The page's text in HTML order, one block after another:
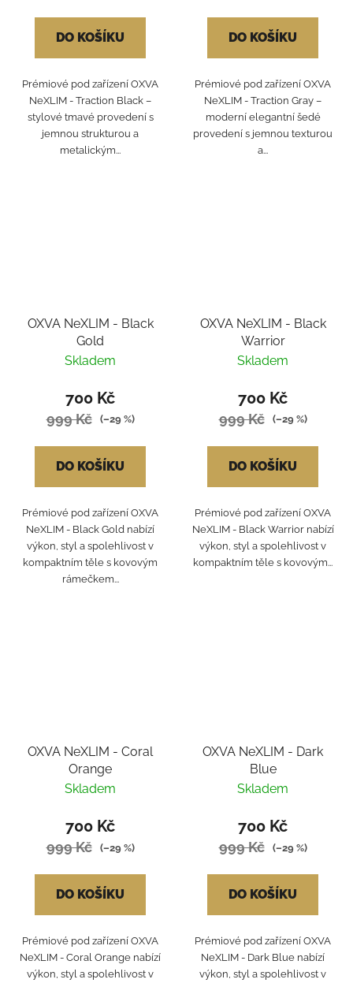
DO KOŠÍKU
Prémiové pod zařízení OXVA
NeXLIM - Traction Black –
stylové tmavé provedení s
jemnou strukturou a
metalickým...
DO KOŠÍKU
Prémiové pod zařízení OXVA
NeXLIM - Traction Gray –
moderní elegantní šedé
provedení s jemnou texturou
a...
OXVA NeXLIM - Black
Gold
Skladem
700 Kč
999 Kč (–29 %)
DO KOŠÍKU
Prémiové pod zařízení OXVA
NeXLIM - Black Gold nabízí
výkon, styl a spolehlivost v
kompaktním těle s kovovým
rámečkem...
OXVA NeXLIM - Black
Warrior
Skladem
700 Kč
999 Kč (–29 %)
DO KOŠÍKU
Prémiové pod zařízení OXVA
NeXLIM - Black Warrior nabízí
výkon, styl a spolehlivost v
kompaktním těle s kovovým...
OXVA NeXLIM - Coral
Orange
Skladem
700 Kč
999 Kč (–29 %)
DO KOŠÍKU
Prémiové pod zařízení OXVA
NeXLIM - Coral Orange nabízí
výkon, styl a spolehlivost v
OXVA NeXLIM - Dark
Blue
Skladem
700 Kč
999 Kč (–29 %)
DO KOŠÍKU
Prémiové pod zařízení OXVA
NeXLIM - Dark Blue nabízí
výkon, styl a spolehlivost v